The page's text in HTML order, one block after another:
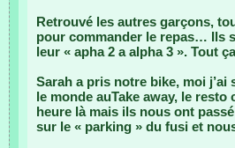
Retrouvé les autres garçons,
pour commander le repas… Ils
leur « apha 2 a alpha 3 ». Tout
Sarah a pris notre bike, moi
le monde auTake away, le
heure là mais ils nous ont
sur le « parking » du fusi et